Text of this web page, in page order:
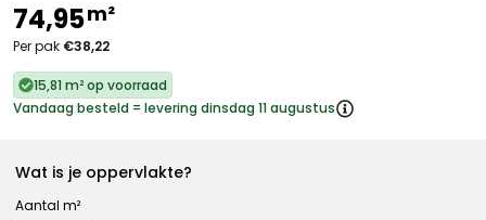
74,95m²
Per pak €38,22
15,81 m² op voorraad
Vandaag besteld = levering dinsdag 11 augustus
Wat is je oppervlakte?
Aantal m²